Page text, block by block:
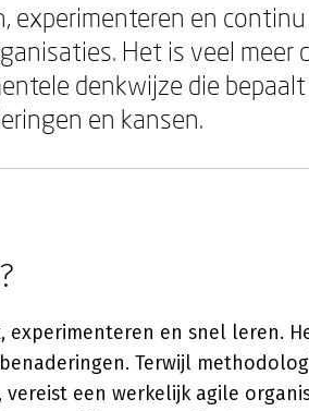
experimenteren en
Het is veel meer
denkwijze die
en kansen.
en snel leren.
Terwijl
een werkelijk agile